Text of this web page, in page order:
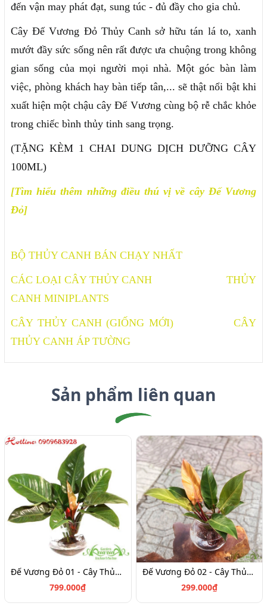
đến vận may phát đạt, sung túc - đủ đầy cho gia chủ.
Cây Đế Vương Đỏ Thủy Canh sở hữu tán lá to, xanh
mướt đầy sức sống nên rất được ưa chuộng trong không
gian sống của mọi người mọi nhà. Một góc bàn làm
việc, phòng khách hay bàn tiếp tân,... sẽ thật nổi bật khi
xuất hiện một chậu cây Đế Vương cùng bộ rễ chắc khỏe
trong chiếc bình thủy tinh sang trọng.
(TẶNG KÈM 1 CHAI DUNG DỊCH DƯỠNG CÂY
100ML)
[Tìm hiểu thêm những điều thú vị về cây Đế Vương
Đỏ]
BỘ THỦY CANH BÁN CHẠY NHẤT
CÁC LOẠI CÂY THỦY CANH
THỦY
CANH MINIPLANTS
CÂY THỦY CANH (GIỐNG MỚI)
CÂY
THỦY CANH ÁP TƯỜNG
Sản phẩm liên quan
Đế Vương Đỏ 01 - Cây Thủy Canh
799.000₫
Đế Vương Đỏ 02 - Cây Thủy Canh
299.000₫